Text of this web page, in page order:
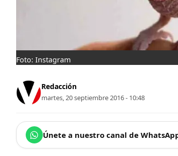
Foto: Instagram
Redacción
martes, 20 septiembre 2016 - 10:48
Únete a nuestro canal de